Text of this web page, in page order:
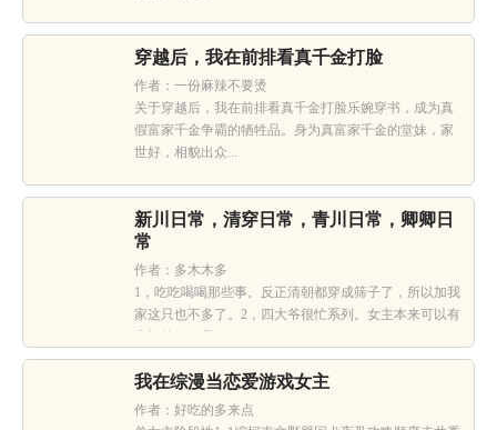
穿越后，我在前排看真千金打脸
作者：一份麻辣不要烫
关于穿越后，我在前排看真千金打脸乐婉穿书，成为真
假富家千金争霸的牺牲品。身为真富家千金的堂妹，家
世好，相貌出众...
新川日常，清穿日常，青川日常，卿卿日
常
作者：多木木多
1，吃吃喝喝那些事。反正清朝都穿成筛子了，所以加我
家这只也不多了。2，四大爷很忙系列。女主本来可以有
我在综漫当恋爱游戏女主
作者：好吃的多来点